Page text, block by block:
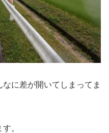
に差が開いてしまってま
。